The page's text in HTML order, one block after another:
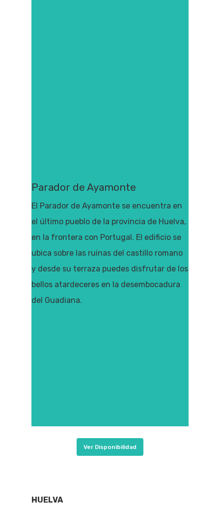
Parador de Ayamonte
El Parador de Ayamonte se encuentra en
el último pueblo de la provincia de Huelva,
en la frontera con Portugal. El edificio se
ubica sobre las ruinas del castillo romano
y desde su terraza puedes disfrutar de los
bellos atardeceres en la desembocadura
del Guadiana.
Ver Disponibilidad
HUELVA